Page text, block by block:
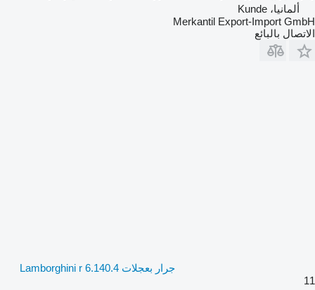
ألمانيا، Kunde
Merkantil Export-Import GmbH
الاتصال بالبائع
جرار بعجلات Lamborghini r 6.140.4
11